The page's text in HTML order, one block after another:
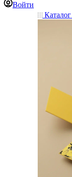
Войти
Каталог